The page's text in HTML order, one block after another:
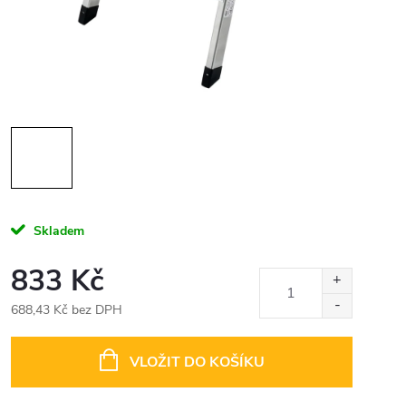
Skladem
833 Kč
688,43 Kč bez DPH
VLOŽIT DO KOŠÍKU